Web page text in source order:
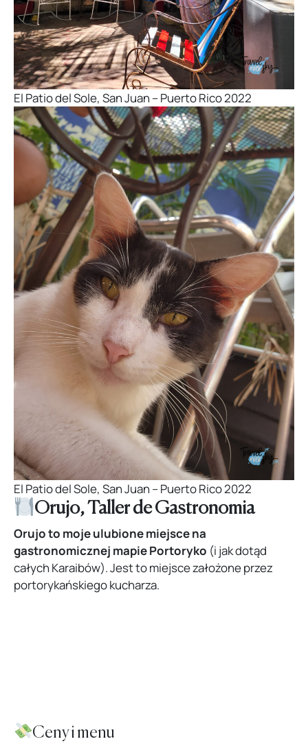
El Patio del Sole, San Juan – Puerto Rico 2022
El Patio del Sole, San Juan – Puerto Rico 2022
Orujo, Taller de Gastronomia
Orujo to moje ulubione miejsce na
gastronomicznej mapie Portoryko (i jak dotąd
całych Karaibów). Jest to miejsce założone przez
portorykańskiego kucharza.
Ceny i menu